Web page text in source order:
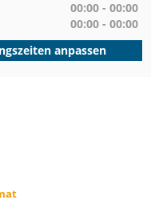
00:00 - 00:00
00:00 - 00:00
anpassen